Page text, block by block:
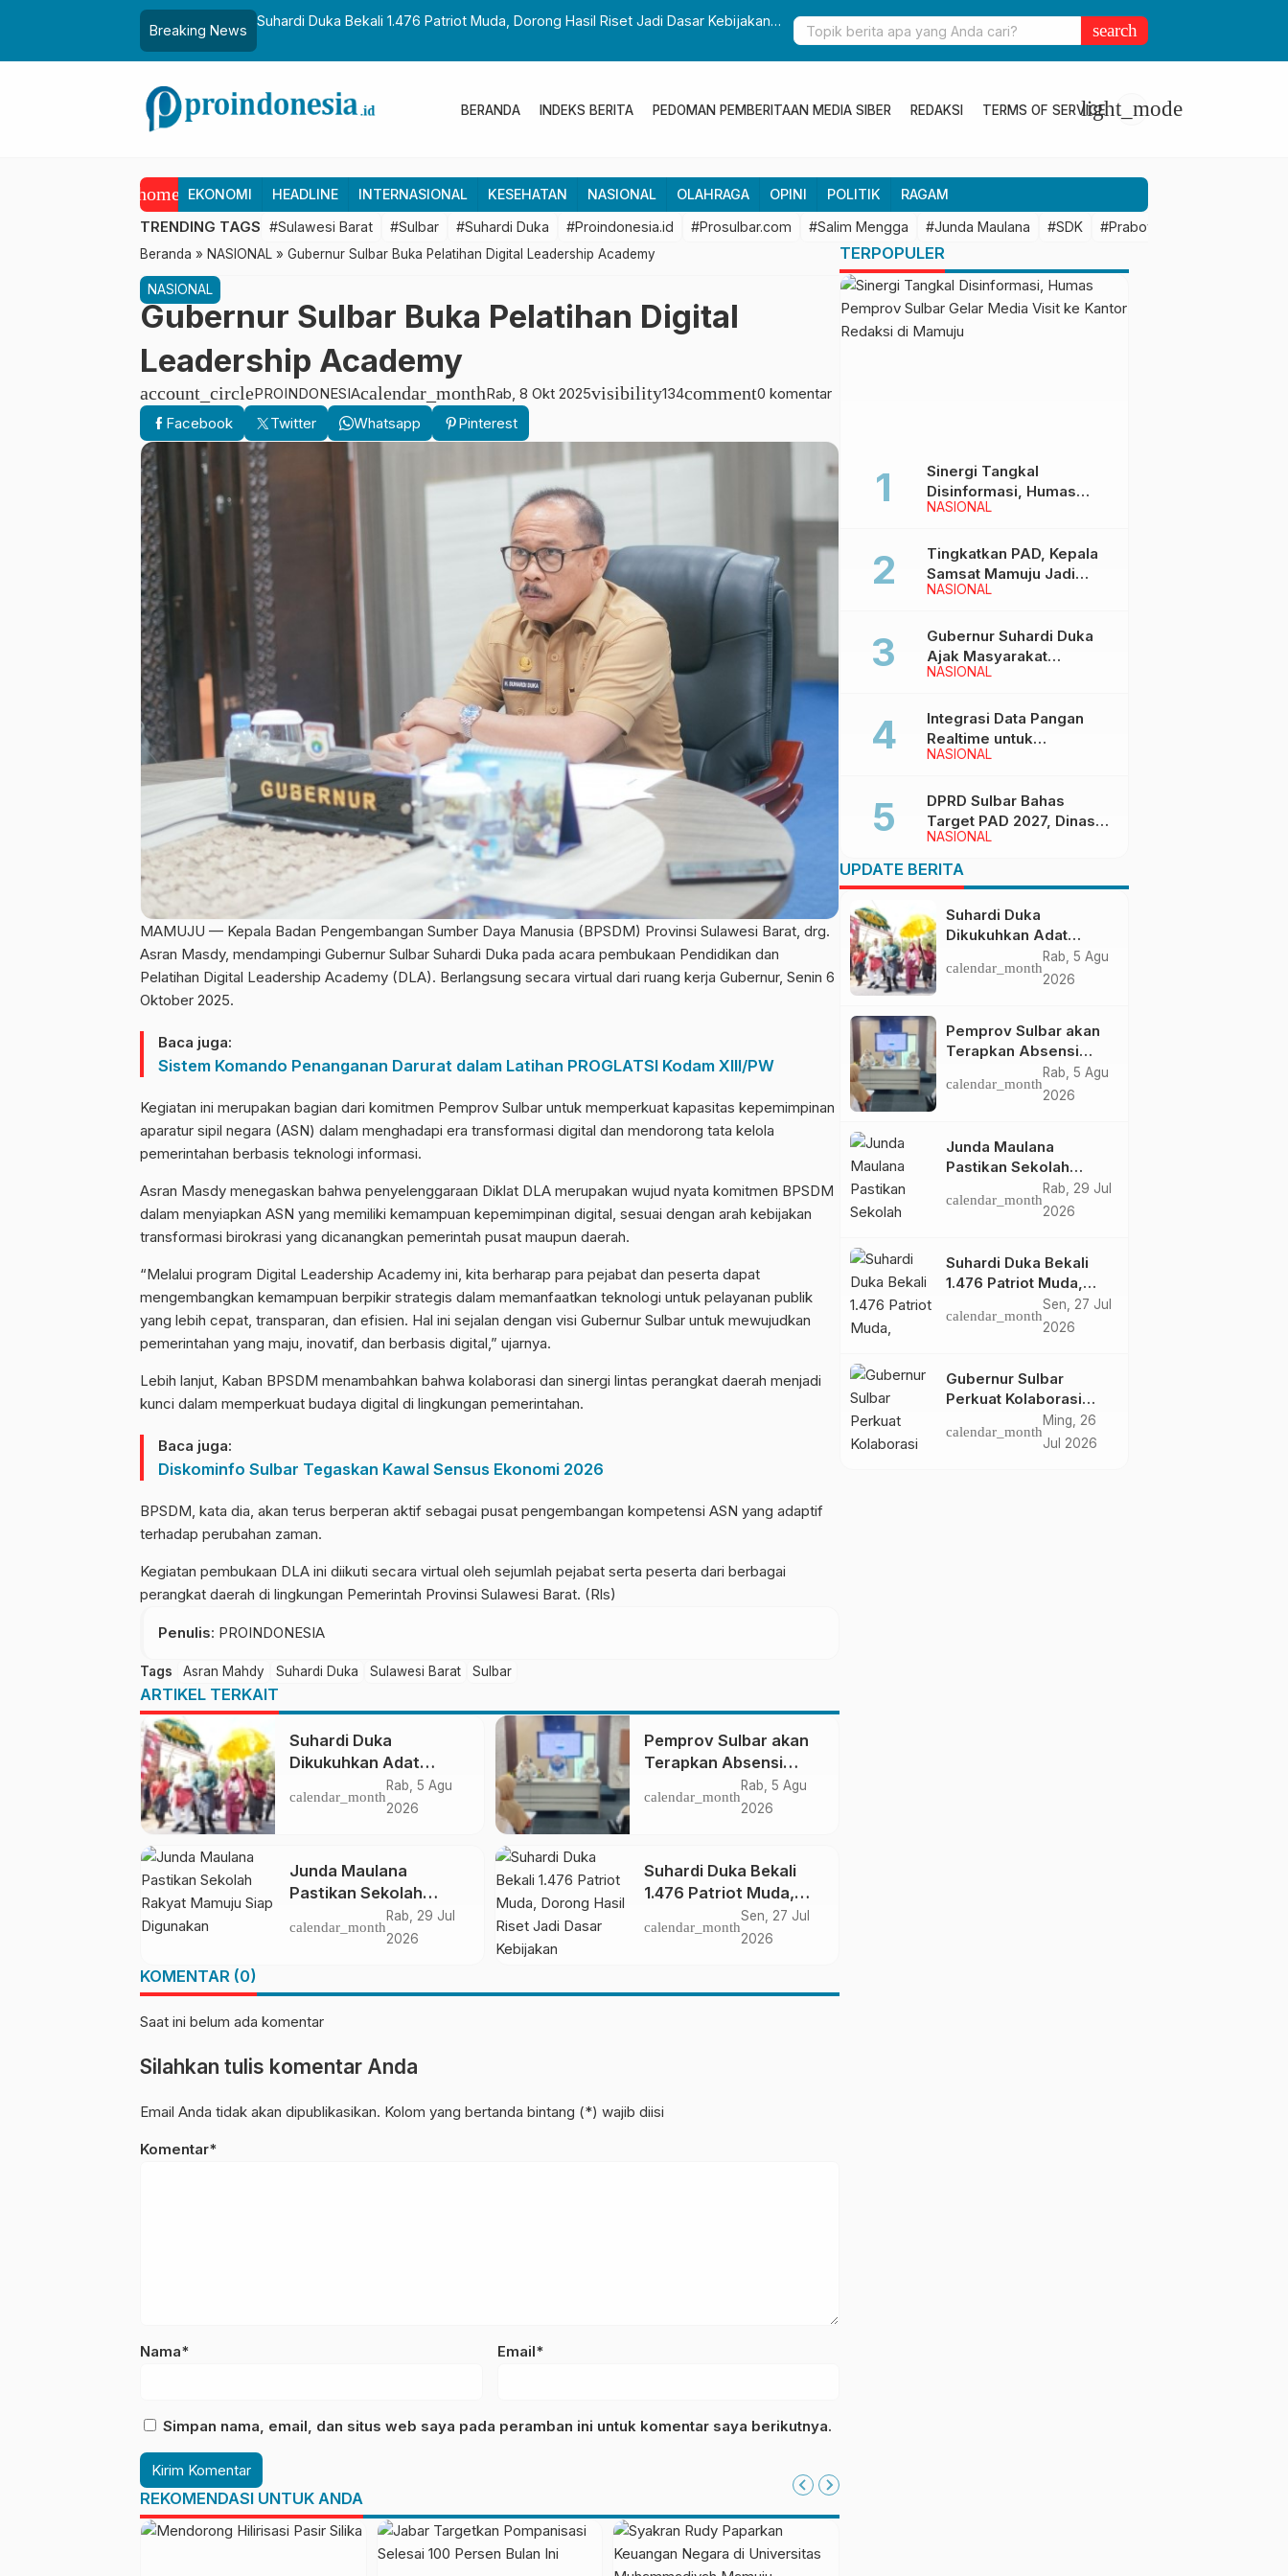
Breaking News
Suhardi Duka Bekali 1.476 Patriot Muda, Dorong Hasil Riset Jadi Dasar Kebijakan
Gubernur Sulbar Perkuat Kolaborasi Riset dengan BRIN untuk Mendukung
Pembangunan Daerah
search
BERANDA INDEKS BERITA PEDOMAN PEMBERITAAN MEDIA SIBER REDAKSI TERMS OF SERVICElight_mode
home EKONOMI HEADLINE INTERNASIONAL KESEHATAN NASIONAL OLAHRAGA OPINI POLITIK RAGAM
TRENDING TAGS #Sulawesi Barat #Sulbar #Suhardi Duka #Proindonesia.id #Prosulbar.com #Salim Mengga #Junda Maulana #SDK #Prabowo Subianto
Beranda » NASIONAL » Gubernur Sulbar Buka Pelatihan Digital Leadership Academy
NASIONAL
Gubernur Sulbar Buka Pelatihan Digital
Leadership Academy
account_circlePROINDONESIAcalendar_monthRab, 8 Okt 2025visibility134comment0 komentar
Facebook
Twitter Whatsapp Pinterest
MAMUJU — Kepala Badan Pengembangan Sumber Daya Manusia (BPSDM) Provinsi Sulawesi Barat, drg.
Asran Masdy, mendampingi Gubernur Sulbar Suhardi Duka pada acara pembukaan Pendidikan dan
Pelatihan Digital Leadership Academy (DLA). Berlangsung secara virtual dari ruang kerja Gubernur, Senin 6
Oktober 2025.
Baca juga:
Sistem Komando Penanganan Darurat dalam Latihan PROGLATSI Kodam XIII/PW
Kegiatan ini merupakan bagian dari komitmen Pemprov Sulbar untuk memperkuat kapasitas kepemimpinan
aparatur sipil negara (ASN) dalam menghadapi era transformasi digital dan mendorong tata kelola
pemerintahan berbasis teknologi informasi.
Asran Masdy menegaskan bahwa penyelenggaraan Diklat DLA merupakan wujud nyata komitmen BPSDM
dalam menyiapkan ASN yang memiliki kemampuan kepemimpinan digital, sesuai dengan arah kebijakan
transformasi birokrasi yang dicanangkan pemerintah pusat maupun daerah.
“Melalui program Digital Leadership Academy ini, kita berharap para pejabat dan peserta dapat
mengembangkan kemampuan berpikir strategis dalam memanfaatkan teknologi untuk pelayanan publik
yang lebih cepat, transparan, dan efisien. Hal ini sejalan dengan visi Gubernur Sulbar untuk mewujudkan
pemerintahan yang maju, inovatif, dan berbasis digital,” ujarnya.
Lebih lanjut, Kaban BPSDM menambahkan bahwa kolaborasi dan sinergi lintas perangkat daerah menjadi
kunci dalam memperkuat budaya digital di lingkungan pemerintahan.
Baca juga:
Diskominfo Sulbar Tegaskan Kawal Sensus Ekonomi 2026
BPSDM, kata dia, akan terus berperan aktif sebagai pusat pengembangan kompetensi ASN yang adaptif
terhadap perubahan zaman.
Kegiatan pembukaan DLA ini diikuti secara virtual oleh sejumlah pejabat serta peserta dari berbagai
perangkat daerah di lingkungan Pemerintah Provinsi Sulawesi Barat. (Rls)
Penulis: PROINDONESIA
Tags Asran Mahdy Suhardi Duka Sulawesi Barat Sulbar
ARTIKEL TERKAIT
Suhardi Duka
Dikukuhkan Adat
Balanipa, Raih Gelar
Sulo Tappidena
calendar_month
Rab, 5 Agu
2026
Pemprov Sulbar akan
Terapkan Absensi
Online untuk ASN
calendar_month
Rab, 5 Agu
2026
Junda Maulana
Pastikan Sekolah
Rakyat Mamuju Siap
Digunakan
calendar_month
Rab, 29 Jul
2026
Suhardi Duka Bekali
1.476 Patriot Muda,
Dorong Hasil Riset Jadi
Dasar Kebijakan
calendar_month
Sen, 27 Jul
2026
KOMENTAR (0)
Saat ini belum ada komentar
Silahkan tulis komentar Anda
Email Anda tidak akan dipublikasikan. Kolom yang bertanda bintang (*) wajib diisi
Komentar*
Nama* Email*
Simpan nama, email, dan situs web saya pada peramban ini untuk komentar saya berikutnya.
REKOMENDASI UNTUK ANDA
TERPOPULER
NASIONAL
Sinergi Tangkal
Disinformasi, Humas
Pemprov Sulbar Gelar
Redaksi di Mamuju
NASIONAL
Tingkatkan PAD, Kepala
Samsat Mamuju Jadi
Narasumber Hearing
DPRD Sulbar
NASIONAL
Gubernur Suhardi Duka
Ajak Masyarakat
Meriahkan Event
NASIONAL
Integrasi Data Pangan
Realtime untuk
Kendalikan inflasi,
Kembangkan Sistem
SAPEDA
NASIONAL
DPRD Sulbar Bahas
Target PAD 2027, Dinas
PUPR Siap Optimalkan
Pendapatan Daerah
UPDATE BERITA
Suhardi Duka
Dikukuhkan Adat
Balanipa, Raih Gelar
Sulo Tappidena
calendar_month
Rab, 5 Agu
2026
Pemprov Sulbar akan
Terapkan Absensi
Online untuk ASN
calendar_month
Rab, 5 Agu
2026
Junda Maulana
Pastikan Sekolah
Rakyat Mamuju Siap
Digunakan
calendar_month
Rab, 29 Jul
2026
Suhardi Duka Bekali
1.476 Patriot Muda,
Dorong Hasil Riset Jadi
Dasar Kebijakan
calendar_month
Sen, 27 Jul
2026
Gubernur Sulbar
Perkuat Kolaborasi
Riset dengan BRIN
untuk Mendukung
calendar_month
Ming, 26
Jul 2026